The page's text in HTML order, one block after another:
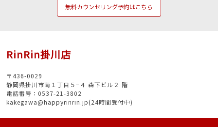
無料カウンセリング予約はこちら
RinRin掛川店
〒436-0029
静岡県掛川市南１丁目５−４ 森下ビル２ 階
電話番号：0537-21-3802
kakegawa@happyrinrin.jp(24時間受付中)